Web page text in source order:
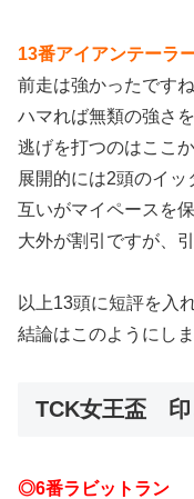
13番アイアンテーラ
前走は強かったですね
ハマれば無類の強さを
逃げを打つのはここ
展開的には2頭のイ
互いがマイペースを
大外が割引ですが、
以上13頭に短評を入
結論はこのようにしま
TCK女王盃 印
◎6番ラビットラン